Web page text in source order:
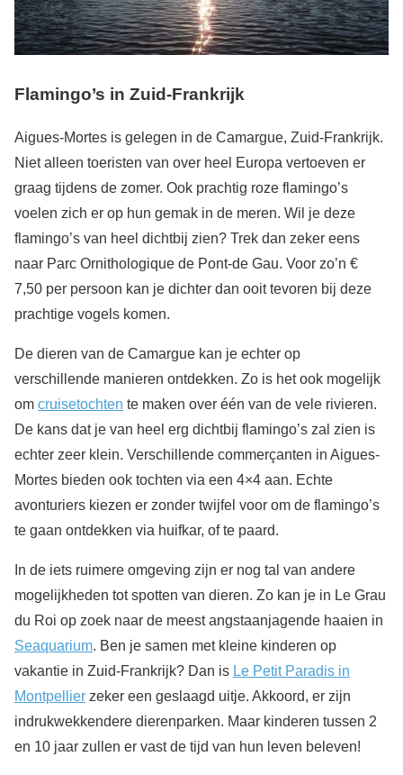
Flamingo’s in Zuid-Frankrijk
Aigues-Mortes is gelegen in de Camargue, Zuid-Frankrijk.
Niet alleen toeristen van over heel Europa vertoeven er
graag tijdens de zomer. Ook prachtig roze flamingo’s
voelen zich er op hun gemak in de meren. Wil je deze
flamingo’s van heel dichtbij zien? Trek dan zeker eens
naar Parc Ornithologique de Pont-de Gau. Voor zo’n €
7,50 per persoon kan je dichter dan ooit tevoren bij deze
prachtige vogels komen.
De dieren van de Camargue kan je echter op
verschillende manieren ontdekken. Zo is het ook mogelijk
om cruisetochten te maken over één van de vele rivieren.
De kans dat je van heel erg dichtbij flamingo’s zal zien is
echter zeer klein. Verschillende commerçanten in Aigues-
Mortes bieden ook tochten via een 4×4 aan. Echte
avonturiers kiezen er zonder twijfel voor om de flamingo’s
te gaan ontdekken via huifkar, of te paard.
In de iets ruimere omgeving zijn er nog tal van andere
mogelijkheden tot spotten van dieren. Zo kan je in Le Grau
du Roi op zoek naar de meest angstaanjagende haaien in
Seaquarium. Ben je samen met kleine kinderen op
vakantie in Zuid-Frankrijk? Dan is Le Petit Paradis in
Montpellier zeker een geslaagd uitje. Akkoord, er zijn
indrukwekkendere dierenparken. Maar kinderen tussen 2
en 10 jaar zullen er vast de tijd van hun leven beleven!